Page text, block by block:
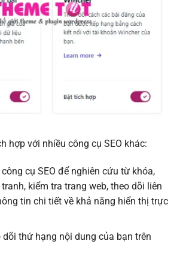
hợp với nhiều công cụ SEO khác:
cụ SEO để nghiên cứu từ khóa,
kiểm tra trang web, theo dõi liên
tin chi tiết về khả năng hiển thị trực
thứ hạng nội dung của bạn trên